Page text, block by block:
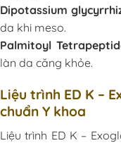
Dipotassium
da khi meso.
Palmitoyl
làn da căng khỏe.
Liệu trình ED K –
chuẩn Y khoa
Liệu trình ED K –